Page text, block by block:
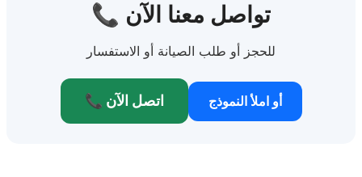
📞 تواصل معنا الآن
للحجز أو طلب الصيانة أو الاستفسار
📞 اتصل الآن أو املأ النموذج